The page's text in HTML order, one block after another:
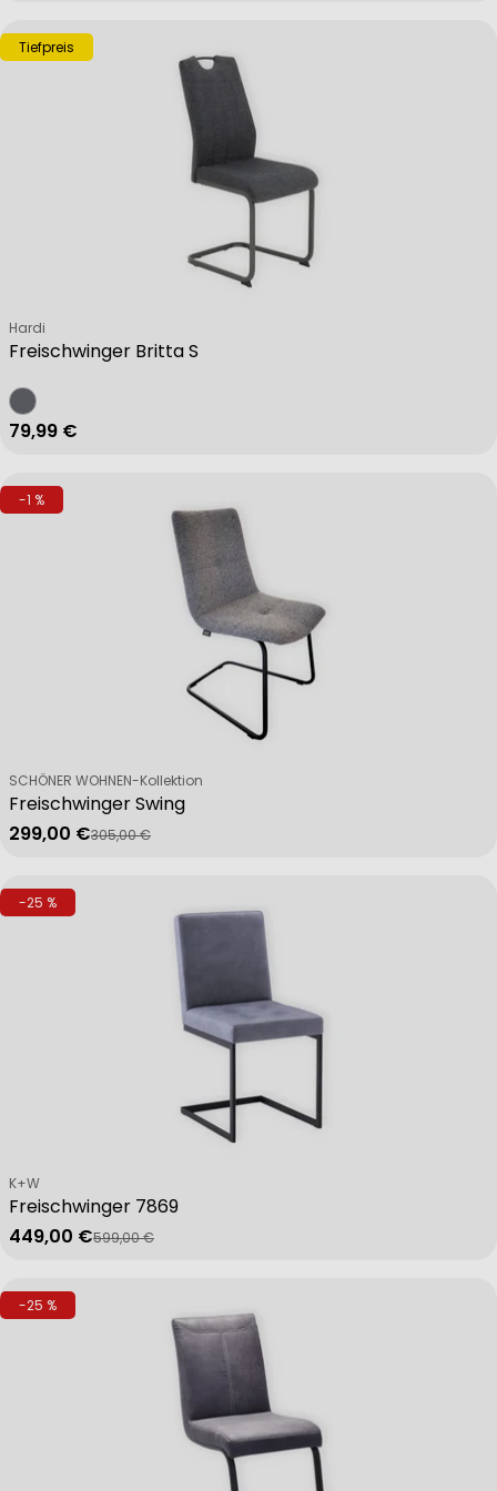
Tiefpreis
Freischwinger Britta S
Verkäufer:
Hardi
Regulärer Preis
79,99 €
-1 %
Freischwinger Swing
Verkäufer:
SCHÖNER WOHNEN-Kollektion
Verkaufspreis
299,00 €
Regulärer Preis
305,00 €
-25 %
Freischwinger 7869
Verkäufer:
K+W
Verkaufspreis
449,00 €
Regulärer Preis
599,00 €
-25 %